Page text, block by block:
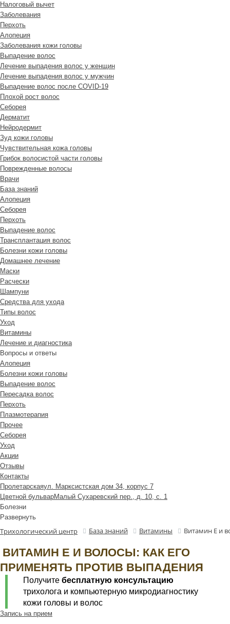
Налоговый вычет
Заболевания
Перхоть
Алопеция
Заболевания кожи головы
Выпадение волос
Лечение выпадения волос у женщин
Лечение выпадения волос у мужчин
Выпадение волос после COVID-19
Плохой рост волос
Cеборея
Дерматит
Нейродермит
Зуд кожи головы
Чувствительная кожа головы
Грибок волосистой части головы
Поврежденные волосы
Врачи
База знаний
Алопеция
Себорея
Перхоть
Выпадение волос
Трансплантация волос
Болезни кожи головы
Домашнее лечение
Маски
Расчески
Шампуни
Средства для ухода
Типы волос
Уход
Витамины
Лечение и диагностика
Вопросы и ответы
Алопеция
Болезни кожи головы
Выпадение волос
Пересадка волос
Перхоть
Плазмотерапия
Прочее
Себорея
Уход
Акции
Отзывы
Контакты
Пролетарскаяул. Марксистская дом 34, корпус 7
Цветной бульварМалый Сухаревский пер., д. 10, с. 1
Болезни
Развернуть
Трихологический центр База знаний Витамины Витамин Е и
ВИТАМИН Е И ВОЛОСЫ: КАК ЕГО
ПРИМЕНЯТЬ ПРОТИВ ВЫПАДЕНИЯ
Получите бесплатную консультацию
трихолога и компьютерную микродиагностику
кожи головы и волос
Запись на прием